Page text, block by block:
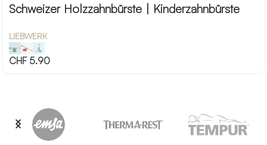
Schweizer Holzzahnbürste | Kinderzahnbürste
LIEBWERK
CHF5.90